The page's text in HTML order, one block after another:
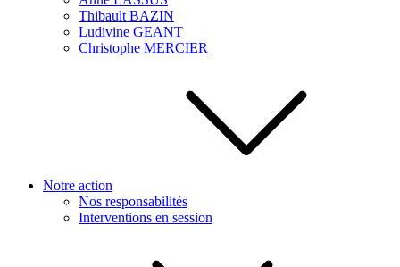
Thibault BAZIN
Ludivine GEANT
Christophe MERCIER
Notre action
Nos responsabilités
Interventions en session